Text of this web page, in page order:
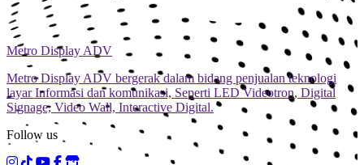
Metro Display ADV
Metro Display ADV bergerak dalam bidang penjualan teknologi
layar Informasi dan komunikasi, Seperti LED Videotron, Digital
Signage, Video Wall, Interactive Digital.
Follow us